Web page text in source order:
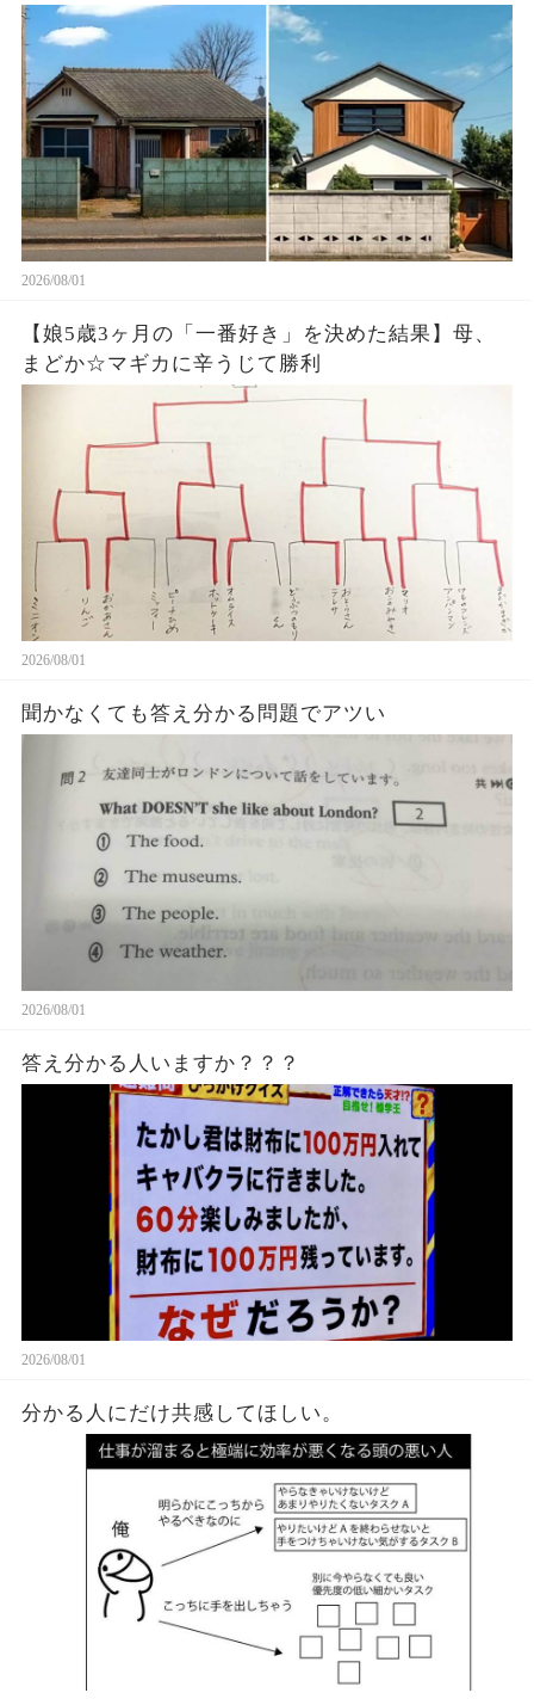
2026/08/01
【娘5歳3ヶ月の「一番好き」を決めた結果】母、
まどか☆マギカに辛うじて勝利
2026/08/01
聞かなくても答え分かる問題でアツい
2026/08/01
答え分かる人いますか？？？
2026/08/01
分かる人にだけ共感してほしい。